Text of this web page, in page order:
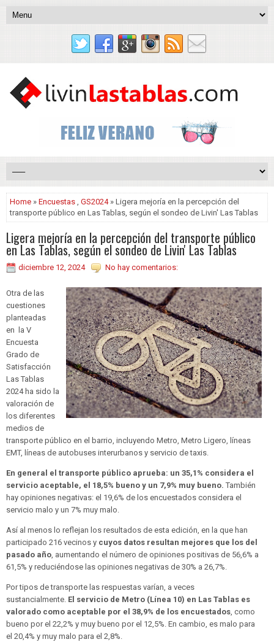
Home » Encuestas , GS2024» Ligera mejoría en la percepción del
transporte público en Las Tablas, según el sondeo de Livin' Las Tablas
Ligera mejoría en la percepción del transporte público
en Las Tablas, según el sondeo de Livin' Las Tablas
diciembre 12, 2024 No hay comentarios:
Otra de las
cuestiones
planteadas
en la V
Encuesta
Grado de
Satisfacción
Las Tablas
2024 ha sido la
valoración de
los diferentes
medios de
transporte público en el barrio, incluyendo Metro, Metro Ligero, líneas
EMT, líneas de autobuses interurbanos y servicio de taxis.
En general el transporte público aprueba: un 35,1% considera el
servicio aceptable, el 18,5% bueno y un 7,9% muy bueno. También
hay opiniones negativas: el 19,6% de los encuestados considera el
servicio malo y un 7% muy malo.
Así al menos lo reflejan los resultados de esta edición, en la que han
participado 216 vecinos y cuyos datos resultan mejores que los del
pasado año, aumentando el número de opiniones positivas de 56,6% a
61,5% y reduciéndose las opiniones negativas de 30% a 26,7%.
Por tipos de transporte las respuestas varían, a veces
sustancialmente. El servicio de Metro (Línea 10) en Las Tablas es
valorado como aceptable por el 38,9% de los encuestados, como
bueno por el 22,2% y muy bueno por el 12,5%. En cambio, es malo para
el 20,4% y muy malo para el 2,8%.